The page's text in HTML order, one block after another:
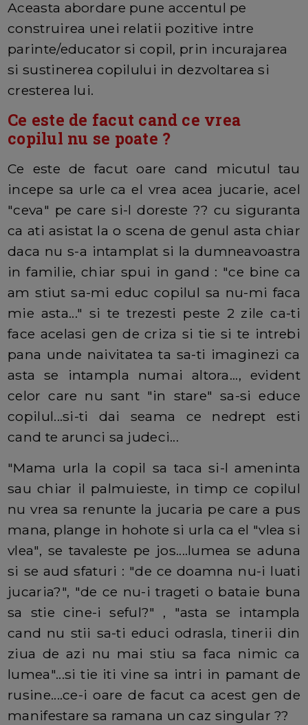
Aceasta abordare pune accentul pe
construirea unei relatii pozitive intre
parinte/educator si copil, prin incurajarea
si sustinerea copilului in dezvoltarea si
cresterea lui.
Ce este de facut cand ce vrea
copilul nu se poate ?
Ce este de facut oare cand micutul tau
incepe sa urle ca el vrea acea jucarie, acel
"ceva" pe care si-l doreste ?? cu siguranta
ca ati asistat la o scena de genul asta chiar
daca nu s-a intamplat si la dumneavoastra
in familie, chiar spui in gand : "ce bine ca
am stiut sa-mi educ copilul sa nu-mi faca
mie asta..." si te trezesti peste 2 zile ca-ti
face acelasi gen de criza si tie si te intrebi
pana unde naivitatea ta sa-ti imaginezi ca
asta se intampla numai altora..., evident
celor care nu sant "in stare" sa-si educe
copilul...si-ti dai seama ce nedrept esti
cand te arunci sa judeci...
"Mama urla la copil sa taca si-l ameninta
sau chiar il palmuieste, in timp ce copilul
nu vrea sa renunte la jucaria pe care a pus
mana, plange in hohote si urla ca el "vlea si
vlea", se tavaleste pe jos....lumea se aduna
si se aud sfaturi : "de ce doamna nu-i luati
jucaria?", "de ce nu-i trageti o bataie buna
sa stie cine-i seful?" , "asta se intampla
cand nu stii sa-ti educi odrasla, tinerii din
ziua de azi nu mai stiu sa faca nimic ca
lumea"...si tie iti vine sa intri in pamant de
rusine....ce-i oare de facut ca acest gen de
manifestare sa ramana un caz singular ??